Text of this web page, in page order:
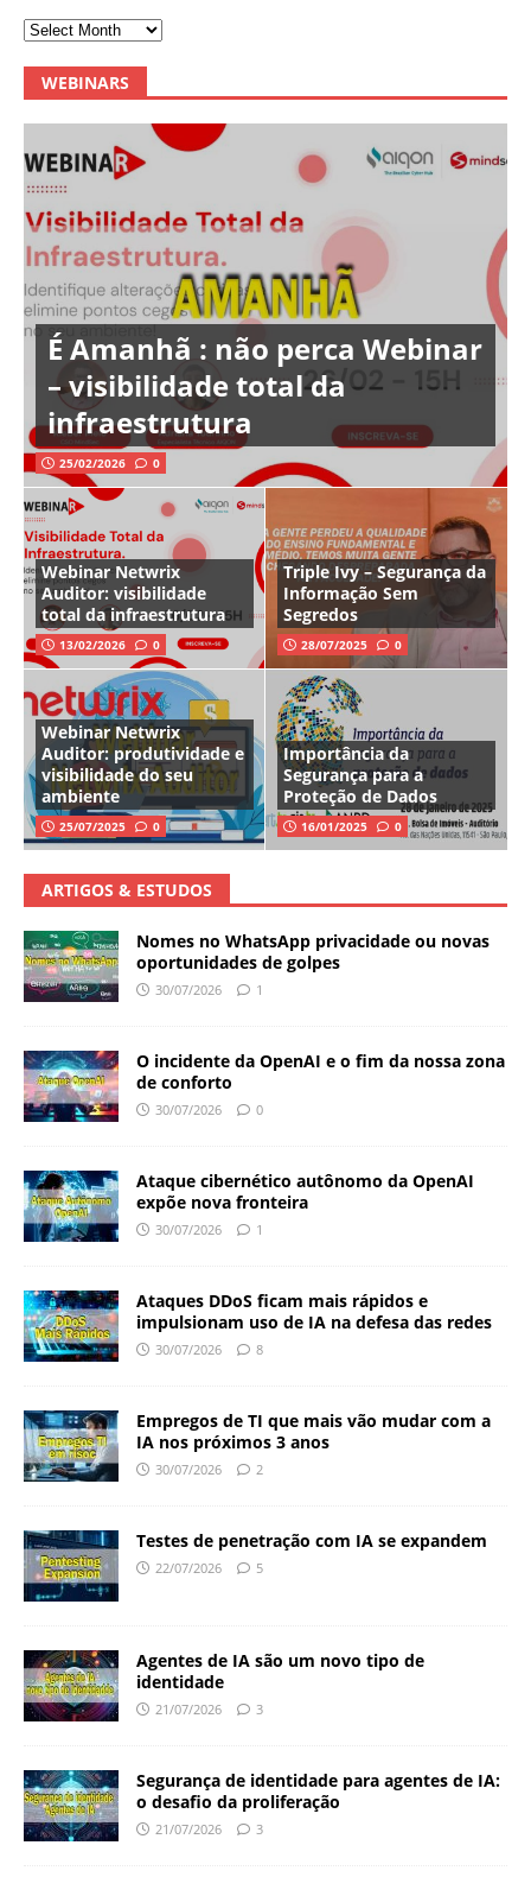
WEBINARS
É Amanhã : não perca Webinar
– visibilidade total da
infraestrutura
25/02/2026 0
Webinar Netwrix
Auditor: visibilidade
total da infraestrutura
13/02/2026 0
Triple Ivy – Segurança da
Informação Sem
Segredos
28/07/2025 0
Webinar Netwrix
Auditor: produtividade e
visibilidade do seu
ambiente
25/07/2025 0
Importância da
Segurança para a
Proteção de Dados
16/01/2025 0
ARTIGOS & ESTUDOS
Nomes no WhatsApp privacidade ou novas
oportunidades de golpes
30/07/2026 1
O incidente da OpenAI e o fim da nossa zona
de conforto
30/07/2026 0
Ataque cibernético autônomo da OpenAI
expõe nova fronteira
30/07/2026 1
Ataques DDoS ficam mais rápidos e
impulsionam uso de IA na defesa das redes
30/07/2026 8
Empregos de TI que mais vão mudar com a
IA nos próximos 3 anos
30/07/2026 2
Testes de penetração com IA se expandem
22/07/2026 5
Agentes de IA são um novo tipo de
identidade
21/07/2026 3
Segurança de identidade para agentes de IA:
o desafio da proliferação
21/07/2026 3